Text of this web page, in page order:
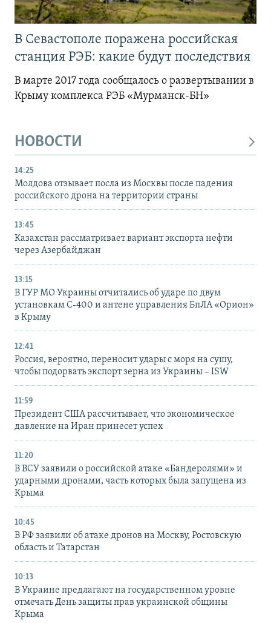
В Севастополе поражена российская
станция РЭБ: какие будут последствия
В марте 2017 года сообщалось о развертывании в
Крыму комплекса РЭБ «Мурманск-БН»
НОВОСТИ
14:25
Молдова отзывает посла из Москвы после падения
российского дрона на территории страны
13:45
Казахстан рассматривает вариант экспорта нефти
через Азербайджан
13:15
В ГУР МО Украины отчитались об ударе по двум
установкам С-400 и антене управления БпЛА «Орион»
в Крыму
12:41
Россия, вероятно, переносит удары с моря на сушу,
чтобы подорвать экспорт зерна из Украины – ISW
11:59
Президент США рассчитывает, что экономическое
давление на Иран принесет успех
11:20
В ВСУ заявили о российской атаке «Бандеролями» и
ударными дронами, часть которых была запущена из
Крыма
10:45
В РФ заявили об атаке дронов на Москву, Ростовскую
область и Татарстан
10:13
В Украине предлагают на государственном уровне
отмечать День защиты прав украинской общины
Крыма